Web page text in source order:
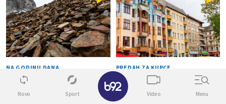
NA GODINU DANA
Amerika povlači ručnu:
Zabranjen izvoz "crne mase"
PREDAH ZA KUPCE
Usporava rast cena
nekretnina u Nemačkoj – evo
gde su stanovi pojeftinili
Novo Sport Video Menu
✕